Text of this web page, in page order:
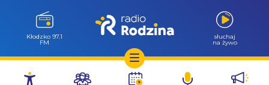
Przejdź
Kłodzko 97.1
FM
słuchaj
na żywo